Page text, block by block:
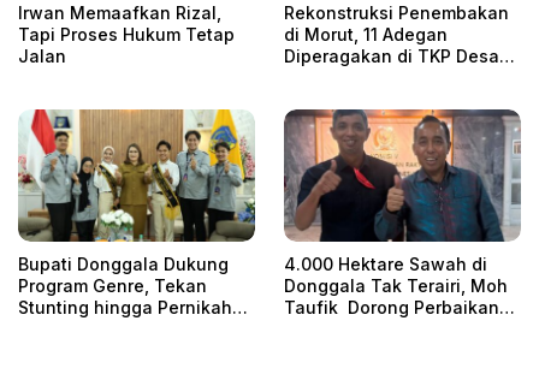
Irwan Memaafkan Rizal,
Tapi Proses Hukum Tetap
Jalan
Rekonstruksi Penembakan
di Morut, 11 Adegan
Diperagakan di TKP Desa
Bupati Donggala Dukung
Program Genre, Tekan
Stunting hingga Pernikahan
4.000 Hektare Sawah di
Donggala Tak Terairi, Moh
Taufik Dorong Perbaikan